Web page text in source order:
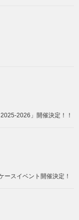
2026」開催決定！！
ースイベント開催決定！